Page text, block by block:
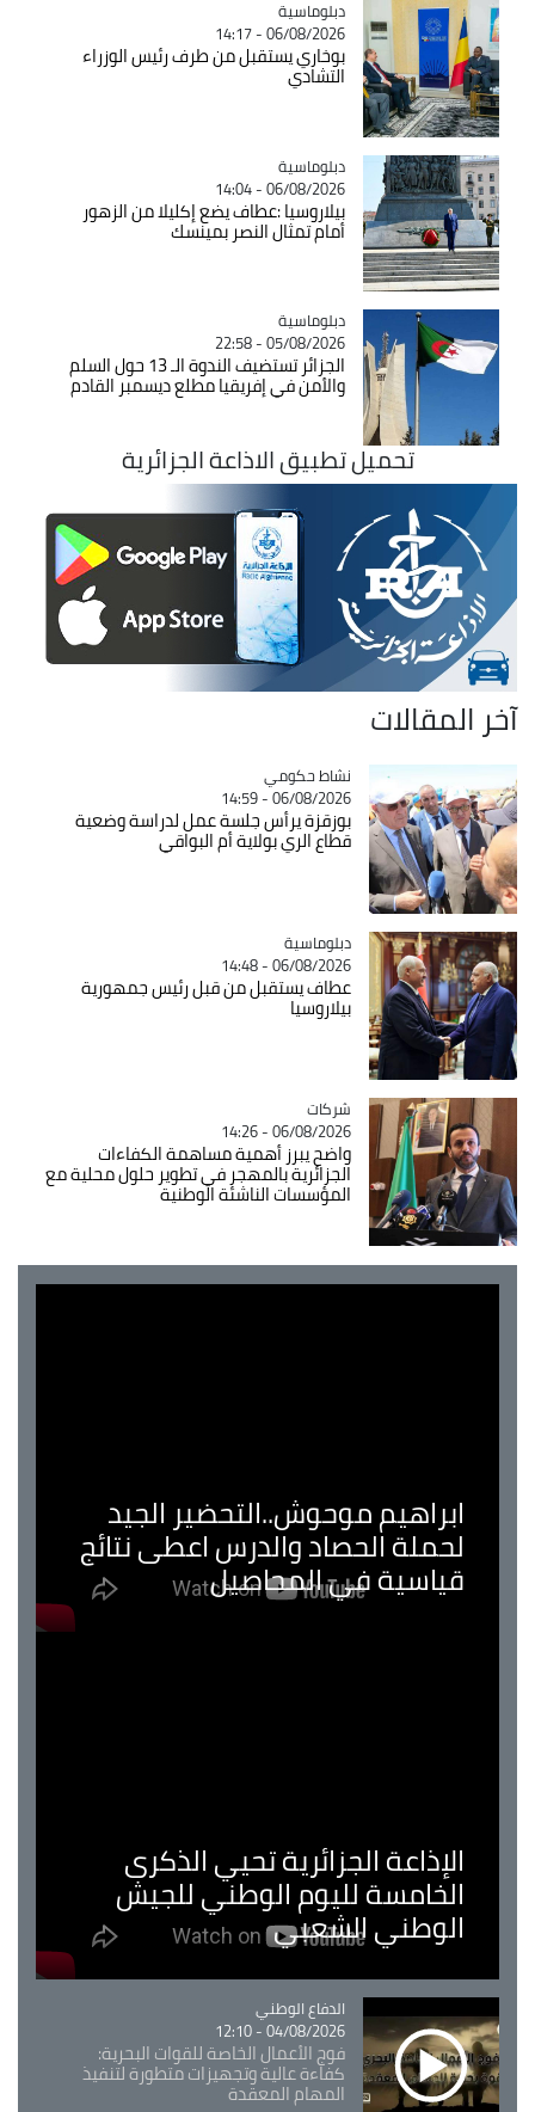
Catégorie
دبلوماسية
06/08/2026 - 14:17
بوخاري يستقبل من طرف رئيس الوزراء
التشادي
Catégorie
دبلوماسية
06/08/2026 - 14:04
بيلاروسيا :عطاف يضع إكليلا من الزهور
أمام تمثال النصر بمينسك
Catégorie
دبلوماسية
05/08/2026 - 22:58
الجزائر تستضيف الندوة الـ 13 حول السلم
والأمن في إفريقيا مطلع ديسمبر القادم
تحميل تطبيق الاذاعة الجزائرية
آخر المقالات
Catégorie
نشاط حكومي
06/08/2026 - 14:59
بوزقزة يرأس جلسة عمل لدراسة وضعية
قطاع الري بولاية أم البواقي
Catégorie
دبلوماسية
06/08/2026 - 14:48
عطاف يستقبل من قبل رئيس جمهورية
بيلاروسيا
Catégorie
شركات
06/08/2026 - 14:26
واضح يبرز أهمية مساهمة الكفاءات
الجزائرية بالمهجر في تطوير حلول محلية مع
المؤسسات الناشئة الوطنية
ابراهيم موحوش..التحضير الجيد
لحملة الحصاد والدرس اعطى نتائج
قياسية في المحاصيل
الإذاعة الجزائرية تحيي الذكرى
الخامسة لليوم الوطني للجيش
الوطني الشعبي
Catégorie
الدفاع الوطني
04/08/2026 - 12:10
فوج الأعمال الخاصة للقوات البحرية:
كفاءة عالية وتجهيزات متطورة لتنفيذ
المهام المعقدة